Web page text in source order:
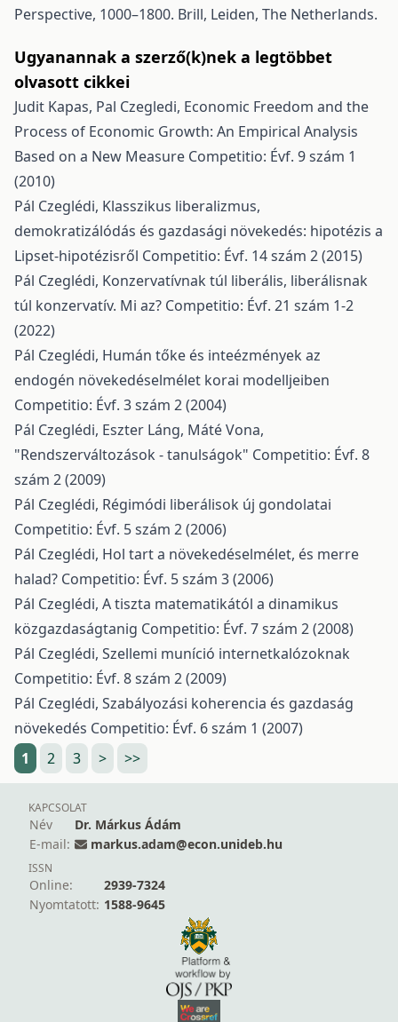
Perspective, 1000–1800. Brill, Leiden, The Netherlands.
Ugyanannak a szerző(k)nek a legtöbbet
olvasott cikkei
Judit Kapas, Pal Czegledi, Economic Freedom and the
Process of Economic Growth: An Empirical Analysis
Based on a New Measure Competitio: Évf. 9 szám 1
(2010)
Pál Czeglédi, Klasszikus liberalizmus,
demokratizálódás és gazdasági növekedés: hipotézis a
Lipset-hipotézisről Competitio: Évf. 14 szám 2 (2015)
Pál Czeglédi, Konzervatívnak túl liberális, liberálisnak
túl konzervatív. Mi az? Competitio: Évf. 21 szám 1-2
(2022)
Pál Czeglédi, Humán tőke és inteézmények az
endogén növekedéselmélet korai modelljeiben
Competitio: Évf. 3 szám 2 (2004)
Pál Czeglédi, Eszter Láng, Máté Vona,
"Rendszerváltozások - tanulságok" Competitio: Évf. 8
szám 2 (2009)
Pál Czeglédi, Régimódi liberálisok új gondolatai
Competitio: Évf. 5 szám 2 (2006)
Pál Czeglédi, Hol tart a növekedéselmélet, és merre
halad? Competitio: Évf. 5 szám 3 (2006)
Pál Czeglédi, A tiszta matematikától a dinamikus
közgazdaságtanig Competitio: Évf. 7 szám 2 (2008)
Pál Czeglédi, Szellemi muníció internetkalózoknak
Competitio: Évf. 8 szám 2 (2009)
Pál Czeglédi, Szabályozási koherencia és gazdaság
növekedés Competitio: Évf. 6 szám 1 (2007)
1
2 3 > >>
KAPCSOLAT
Név
Dr. Márkus Ádám
E-mail:
markus.adam@econ.unideb.hu
ISSN
Online:
2939-7324
Nyomtatott: 1588-9645